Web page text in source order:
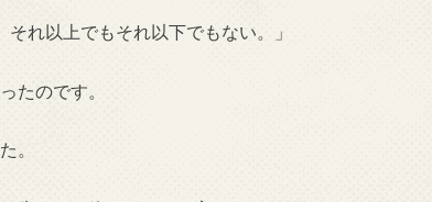
れ以上でもそれ以下でもない。」
たのです。
。